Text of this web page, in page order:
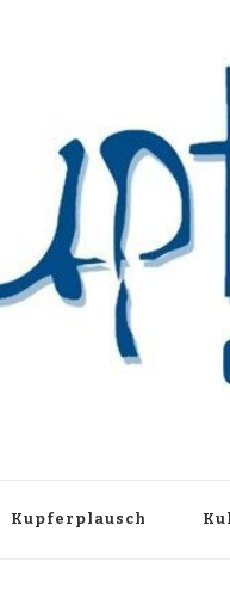
Kupferplausch